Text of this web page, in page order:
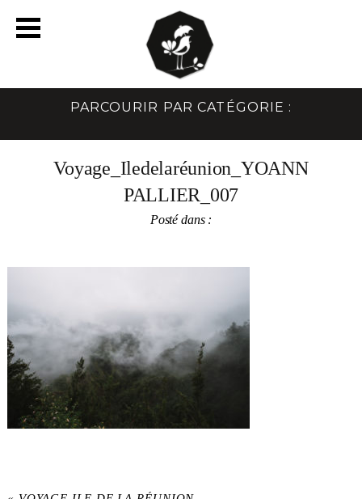
PARCOURIR PAR CATÉGORIE :
Voyage_Iledelaréunion_YOANN
PALLIER_007
Posté dans :